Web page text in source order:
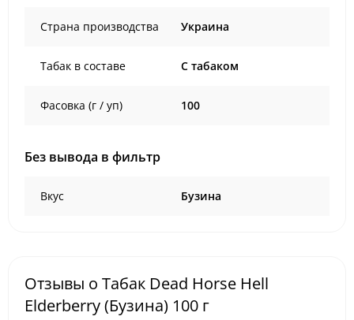
Страна производства Украина
Табак в составе C табаком
Фасовка (г / уп) 100
Без вывода в фильтр
Вкус Бузина
Отзывы о Табак Dead Horse Hell
Elderberry (Бузина) 100 г